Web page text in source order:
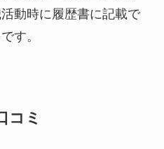
動時に履歴書に記載で
す。
コミ